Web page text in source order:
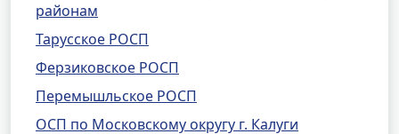
районам
Тарусское РОСП
Ферзиковское РОСП
Перемышльское РОСП
ОСП по Московскому округу г. Калуги